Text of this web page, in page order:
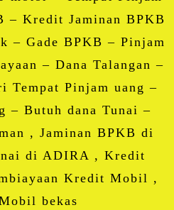
– Kredit Jaminan BPKB
– Gade BPKB – Pinjam
– Dana Talangan –
Tempat Pinjam uang –
– Butuh dana Tunai –
, Jaminan BPKB di
di ADIRA , Kredit
Kredit Mobil ,
bekas